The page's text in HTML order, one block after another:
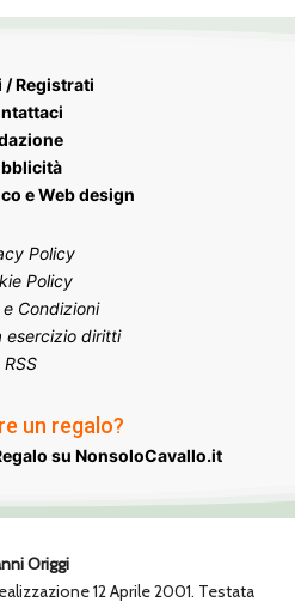
/ Registrati
e Web design
Policy
Policy
e Condizioni
esercizio diritti
RSS
un regalo?
su NonsoloCavallo.it
Origgi
12 Aprile 2001. Testata